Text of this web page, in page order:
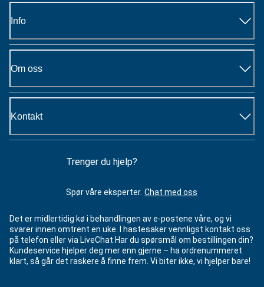
Info
Om oss
Kontakt
Trenger du hjelp?
Spør våre eksperter. Chat med oss
Det er midlertidig kø i behandlingen av e-postene våre, og vi
svarer innen omtrent en uke. I hastesaker vennligst kontakt oss
på telefon eller via LiveChat Har du spørsmål om bestillingen din?
Kundeservice hjelper deg mer enn gjerne – ha ordrenummeret
klart, så går det raskere å finne frem. Vi biter ikke, vi hjelper bare!